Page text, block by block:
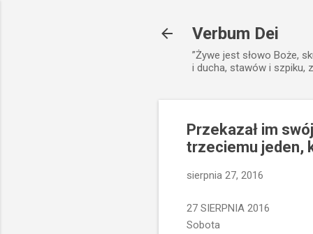
Verbum Dei
”Żywe jest słowo Boże,
i ducha, stawów i szpiku,
Przekazał im
trzeciemu jeden,
sierpnia 27, 2016
27 SIERPNIA 2016
Sobota